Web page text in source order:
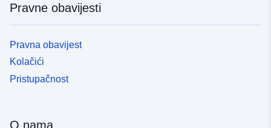
Pravne obavijesti
Pravna obavijest
Kolačići
Pristupačnost
O nama